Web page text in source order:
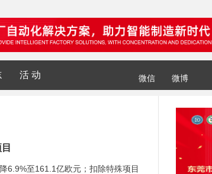
活 动 微信 微博
6.9%至161.1亿欧元；扣除特殊项目